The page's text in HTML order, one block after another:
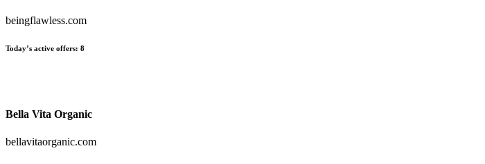
beingflawless.com
Today’s active offers: 8
Bella Vita Organic
bellavitaorganic.com